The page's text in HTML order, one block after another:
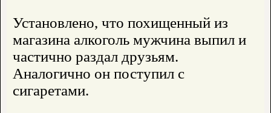
Установлено, что похищенный из
магазина алкоголь мужчина выпил и
частично раздал друзьям.
Аналогично он поступил с
сигаретами.